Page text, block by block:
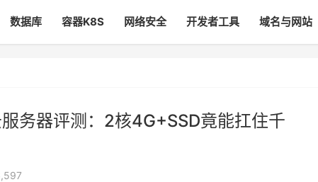
数据库 容器K8S 网络安全 开发者工具 域名与网站
务器评测：2核4G+SSD竟能扛住千